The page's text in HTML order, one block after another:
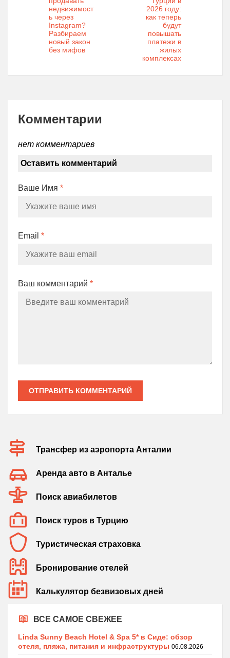
недвижимост
ь через
Instagram?
Разбираем
новый закон
без мифов
2026 году:
как теперь
будут
повышать
платежи в
жилых
комплексах
Комментарии
нет комментариев
Оставить комментарий
Ваше Имя *
Email *
Ваш комментарий *
ОТПРАВИТЬ КОММЕНТАРИЙ
Трансфер из аэропорта Анталии
Аренда авто в Анталье
Поиск авиабилетов
Поиск туров в Турцию
Туристическая страховка
Бронирование отелей
Калькулятор безвизовых дней
ВСЕ САМОЕ СВЕЖЕЕ
Linda Sunny Beach Hotel & Spa 5* в Сиде: обзор
отеля, пляжа, питания и инфраструктуры 06.08.2026